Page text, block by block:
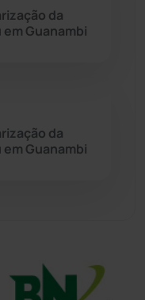
da
Guanambi
da
Guanambi